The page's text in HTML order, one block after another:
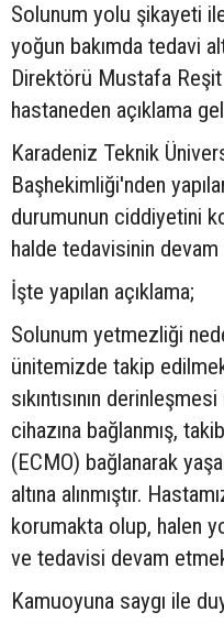
Solunum yolu şikayeti
yoğun bakımda tedavi
Direktörü Mustafa
hastaneden açıklama
Karadeniz Teknik
Başhekimliği'nden
durumunun ciddiyetini
halde tedavisinin
İşte yapılan açıklama;
Solunum yetmezliği
ünitemizde takip
sıkıntısının
cihazına bağlanmış,
(ECMO) bağlanarak
altına alınmıştır.
korumakta olup, halen
ve tedavisi devam
Kamuoyuna saygı ile